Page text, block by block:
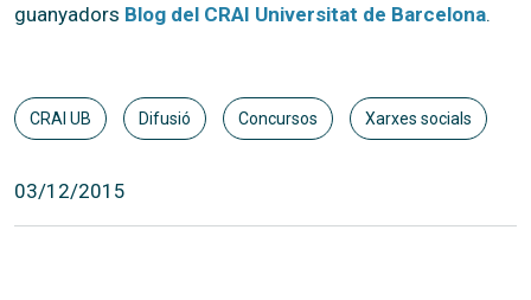
guanyadors Blog del CRAI Universitat de Barcelona.
CRAI UB Difusió Concursos Xarxes socials
03/12/2015